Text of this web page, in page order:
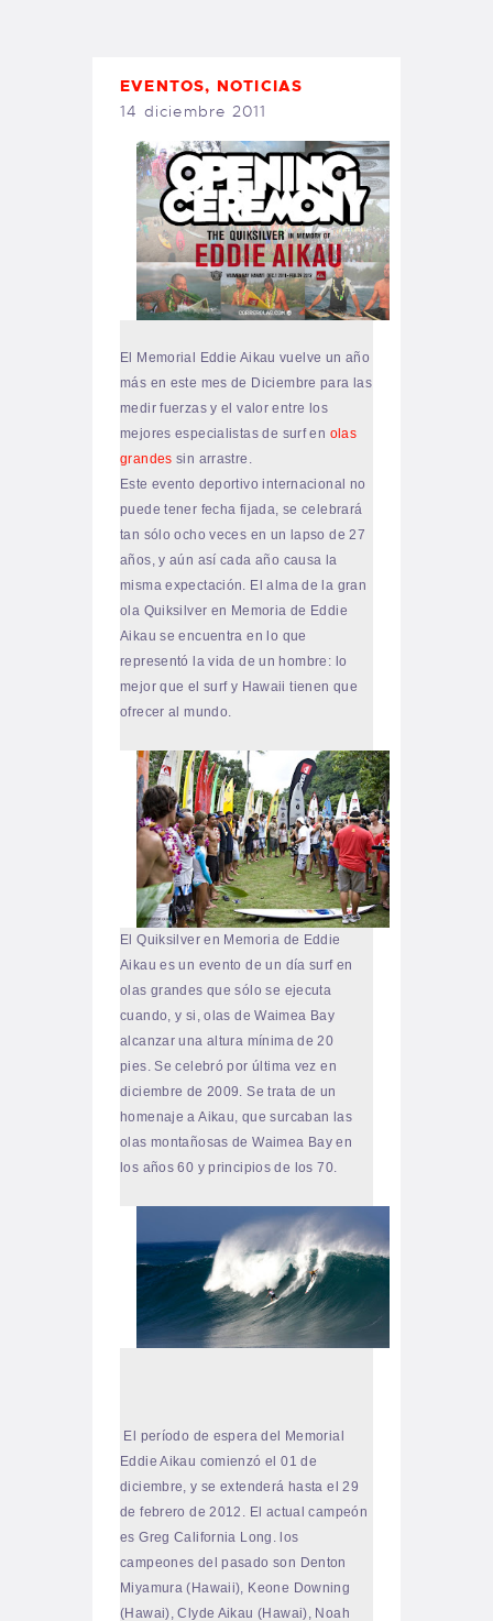
PEDIDOS
EVENTOS, NOTICIAS
14 diciembre 2011
El Memorial Eddie Aikau vuelve un año
más en este mes de Diciembre para las
medir fuerzas y el valor entre los
mejores especialistas de surf en olas
grandes sin arrastre.
Este evento deportivo internacional no
puede tener fecha fijada, se celebrará
tan sólo ocho veces en un lapso de 27
años, y aún así cada año causa la
misma expectación. Elalma de la gran
ola Quiksilver en Memoria de Eddie
Aikau se encuentra en lo que
representó la vida de un hombre: lo
mejor que el surf y Hawaii tienen que
ofrecer al mundo.
El Quiksilver en Memoria de Eddie
Aikau es un evento de un día surf en
olas grandes que sólo se ejecuta
cuando, y si, olas de Waimea Bay
alcanzar una altura mínima de 20
pies.Se celebró por última vez en
diciembre de 2009.Se trata de un
homenaje a Aikau, que surcaban las
olas montañosas de Waimea Bay en
los años 60 y principios de los 70.
El período de espera del Memorial
Eddie Aikau comienzó el 01 de
diciembre, y se extenderá hasta el 29
de febrero de 2012. El actual campeón
es Greg California Long. los
campeones del pasado son Denton
Miyamura (Hawaii), Keone Downing
(Hawai), Clyde Aikau (Hawai), Noah